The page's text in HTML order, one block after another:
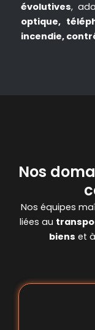
évolutives,
optique,
incendie,
Nos
Nos équipes
liées au
biens et